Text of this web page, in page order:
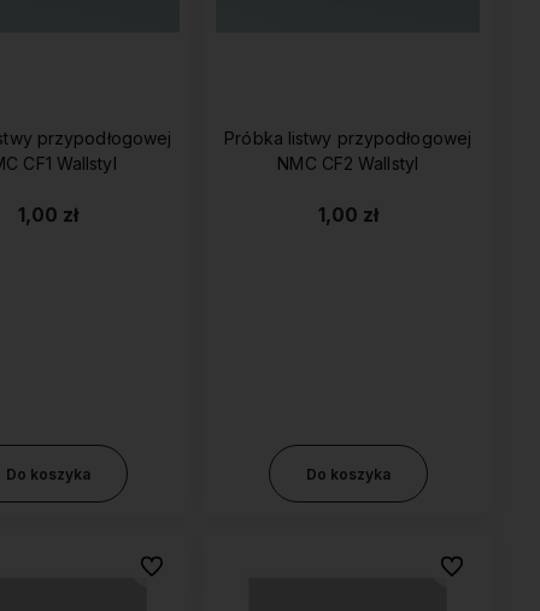
przypodłogowej
CF1 Wallstyl
1,00 zł
Do koszyka
Próbka listwy przypodłogowej
NMC CF2 Wallstyl
1,00 zł
Do koszyka
Do ulubionych Do ulubionych